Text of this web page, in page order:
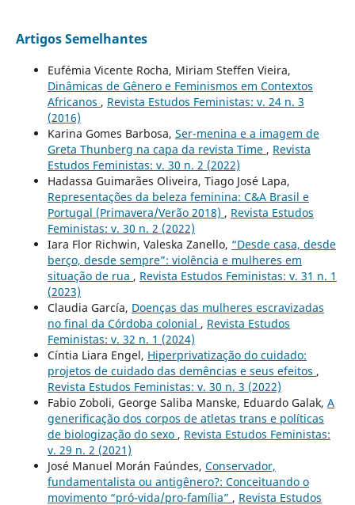
Artigos Semelhantes
Eufémia Vicente Rocha, Miriam Steffen Vieira,
Dinâmicas de Gênero e Feminismos em Contextos
Africanos , Revista Estudos Feministas: v. 24 n. 3
(2016)
Karina Gomes Barbosa, Ser-menina e a imagem de
Greta Thunberg na capa da revista Time , Revista
Estudos Feministas: v. 30 n. 2 (2022)
Hadassa Guimarães Oliveira, Tiago José Lapa,
Representações da beleza feminina: C&A Brasil e
Portugal (Primavera/Verão 2018) , Revista Estudos
Feministas: v. 30 n. 2 (2022)
Iara Flor Richwin, Valeska Zanello, “Desde casa, desde
berço, desde sempre”: violência e mulheres em
situação de rua , Revista Estudos Feministas: v. 31 n. 1
(2023)
Claudia García, Doenças das mulheres escravizadas
no final da Córdoba colonial , Revista Estudos
Feministas: v. 32 n. 1 (2024)
Cíntia Liara Engel, Hiperprivatização do cuidado:
projetos de cuidado das demências e seus efeitos ,
Revista Estudos Feministas: v. 30 n. 3 (2022)
Fabio Zoboli, George Saliba Manske, Eduardo Galak, A
generificação dos corpos de atletas trans e políticas
de biologização do sexo , Revista Estudos Feministas:
v. 29 n. 2 (2021)
José Manuel Morán Faúndes, Conservador,
fundamentalista ou antigênero?: Conceituando o
movimento “pró-vida/pro-família” , Revista Estudos